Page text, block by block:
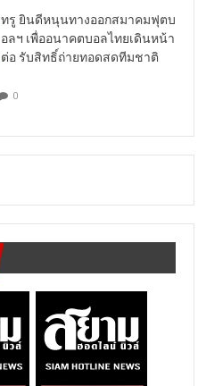
ทรู ยินดีหนุนทางออกสมาคมฟุตบ
อลฯ เพื่ออนาคตบอลไทยเดินหน้า
ต่อ รับสิทธิ์ถ่ายทอดสดทีมชาติ
0